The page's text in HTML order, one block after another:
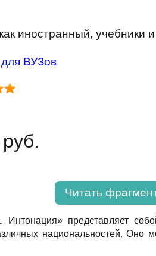
иностранный, учебники
ВУЗов
Читать
Интонация» представляет
национальностей. Оно